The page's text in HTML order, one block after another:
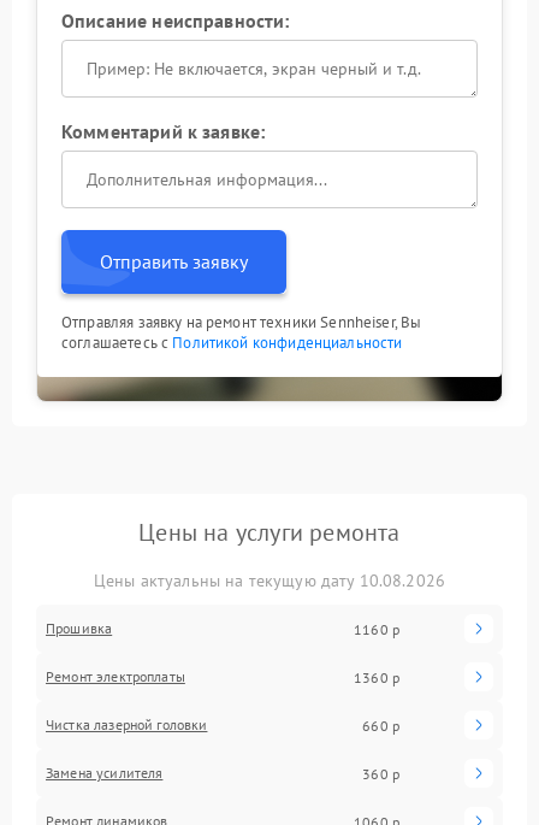
Описание неисправности:
Комментарий к заявке:
Отправить заявку
Отправляя заявку на ремонт техники Sennheiser, Вы
соглашаетесь с Политикой конфиденциальности
Цены на услуги ремонта
Цены актуальны на текущую дату 10.08.2026
Прошивка 1160 р
Ремонт электроплаты 1360 р
Чистка лазерной головки 660 р
Замена усилителя 360 р
Ремонт динамиков 1060 р